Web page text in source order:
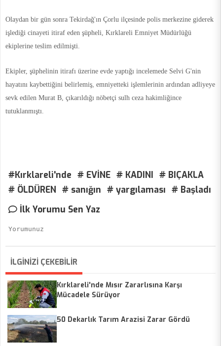
Olaydan bir gün sonra Tekirdağ'ın Çorlu ilçesinde polis merkezine giderek
işlediği cinayeti itiraf eden şüpheli, Kırklareli Emniyet Müdürlüğü
ekiplerine teslim edilmişti.
Ekipler, şüphelinin itirafı üzerine evde yaptığı incelemede Selvi G'nin
hayatını kaybettiğini belirlemiş, emniyetteki işlemlerinin ardından adliyeye
sevk edilen Murat B, çıkarıldığı nöbetçi sulh ceza hakimliğince
tutuklanmıştı.
#Kırklareli'nde # EVİNE # KADINI # BIÇAKLA
# ÖLDÜREN # sanığın # yargılaması # Başladı
İlk Yorumu Sen Yaz
İLGİNİZİ ÇEKEBİLİR
Kırklareli'nde Mısır Zararlısına Karşı
Mücadele Sürüyor
50 Dekarlık Tarım Arazisi Zarar Gördü